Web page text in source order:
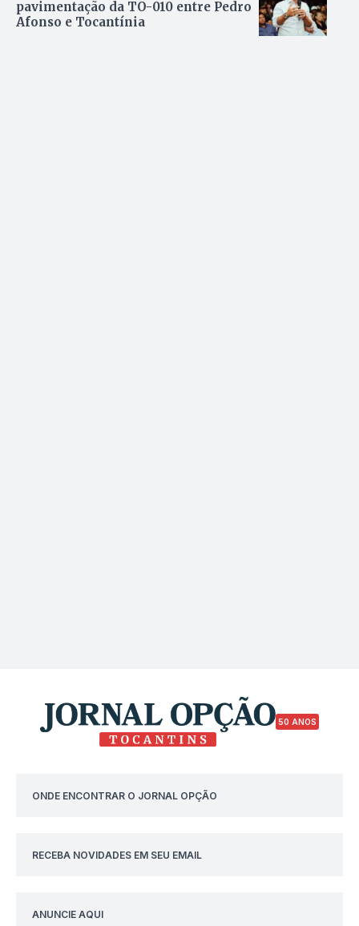
pavimentação da TO-010 entre Pedro
Afonso e Tocantínia
50 ANOS
ONDE ENCONTRAR O JORNAL OPÇÃO
RECEBA NOVIDADES EM SEU EMAIL
ANUNCIE AQUI